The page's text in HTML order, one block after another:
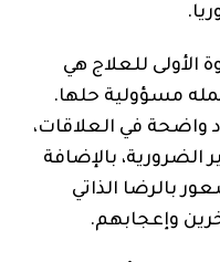
الأولى للعلاج هي
مسؤولية حلها.
واضحة في العلاقات،
بالإضافة
بالرضا الذاتي
وإعجابهم.